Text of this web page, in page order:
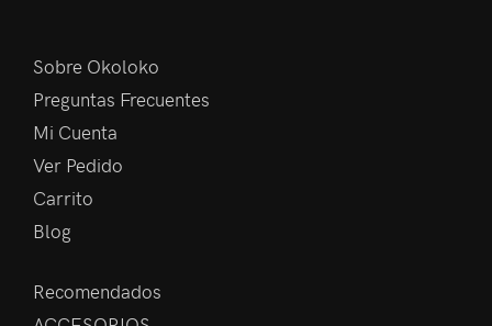
Sobre Okoloko
Preguntas Frecuentes
Mi Cuenta
Ver Pedido
Carrito
Blog
Recomendados